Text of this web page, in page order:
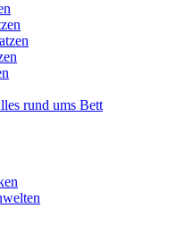
rund ums Bett